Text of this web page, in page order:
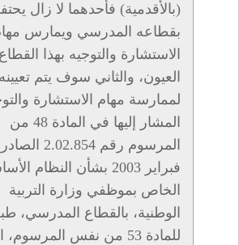
(بالأقدمية) فأحدهما لا زال
بقطاعه المدرسي ويمارس
الاستشارة والتوجيه بهذا
العيون، والثاني سوف يتم تعيينه
لممارسة مهام الاستشارة
المشار إليها في المادة 48 من
فبراير 2003 بشأن النظام
الخاص بموظفي وزارة التربية
الوطنية، بالقطاع المدرسي،
للمادة 53 من نفس